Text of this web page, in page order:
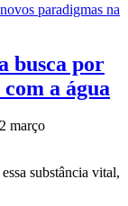
paradigmas na
busca por
a água
março
substância vital,